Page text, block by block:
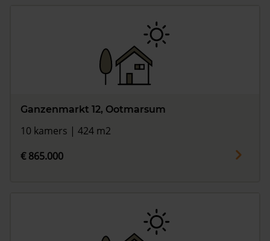
Ganzenmarkt 12, Ootmarsum
10 kamers | 424 m2
€ 865.000